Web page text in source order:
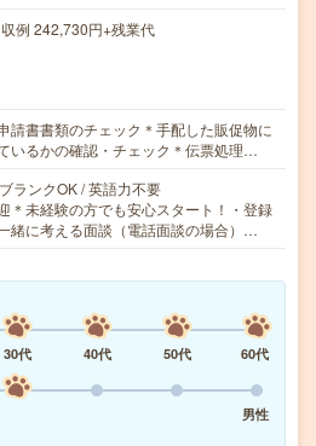
例 242,730円+残業代
請書書類のチェック＊手配した販促物に
いるかの確認・チェック＊伝票処理…
ランクOK / 英語力不要
＊未経験の方でも安心スタート！・登録
緒に考える面談（電話面談の場合）…
30代 40代 50代
60代
男性